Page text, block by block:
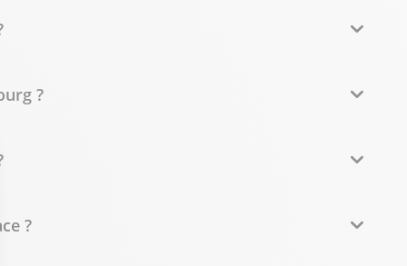
?
?